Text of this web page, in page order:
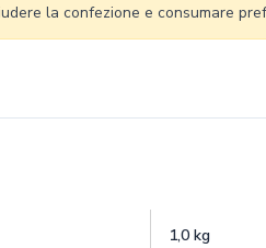
la confezione e consumare
1,0 kg